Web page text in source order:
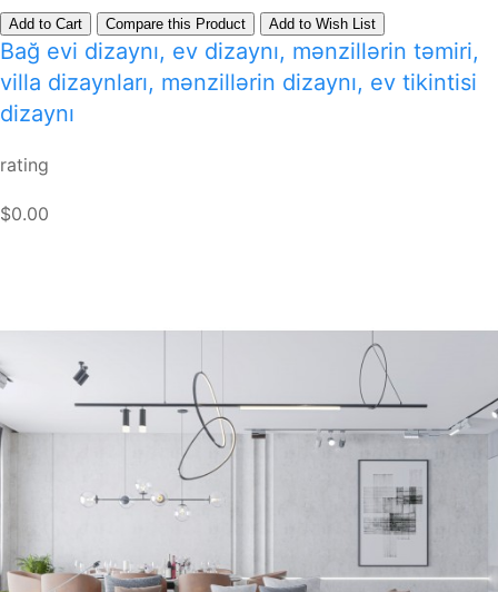
Add to Cart Compare this Product Add to Wish List
Bağ evi dizaynı, ev dizaynı, mənzillərin təmiri,
villa dizaynları, mənzillərin dizaynı, ev tikintisi
dizaynı
rating
$0.00